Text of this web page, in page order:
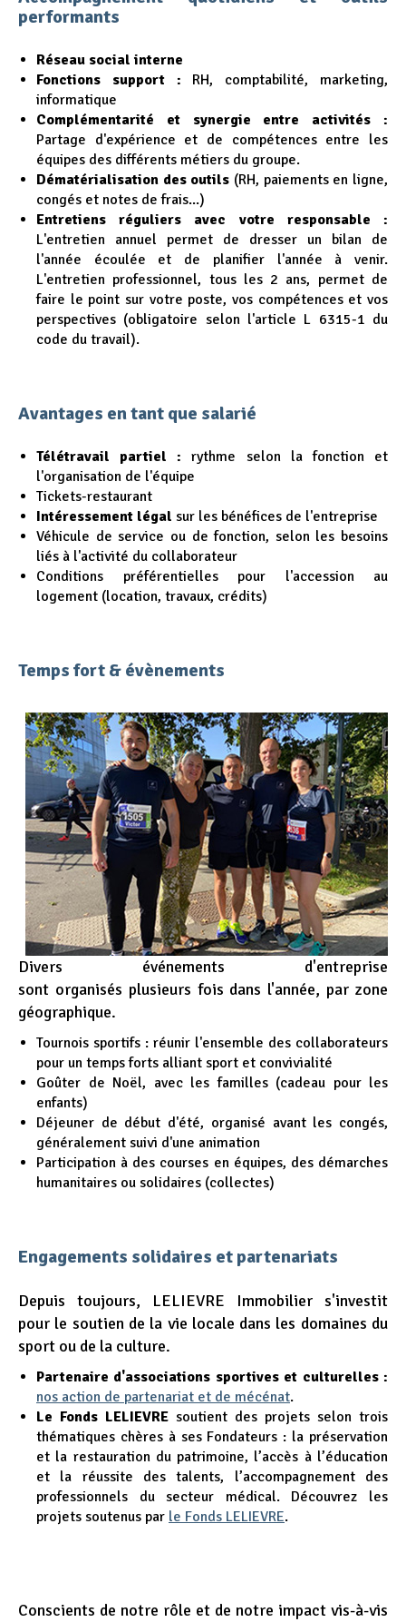
performants
Réseau social interne
Fonctions support : RH, comptabilité, marketing,
informatique
Complémentarité et synergie entre activités :
Partage d'expérience et de compétences entre les
équipes des différents métiers du groupe.
Dématérialisation des outils (RH, paiements en ligne,
congés et notes de frais...)
Entretiens réguliers avec votre responsable :
L'entretien annuel permet de dresser un bilan de
l'année écoulée et de planifier l'année à venir.
L'entretien professionnel, tous les 2 ans, permet de
faire le point sur votre poste, vos compétences et vos
perspectives (obligatoire selon l'article L 6315-1 du
code du travail).
Avantages en tant que salarié
Télétravail partiel : rythme selon la fonction et
l'organisation de l'équipe
Tickets-restaurant
Intéressement légal sur les bénéfices de l'entreprise
Véhicule de service ou de fonction, selon les besoins
liés à l'activité du collaborateur
Conditions préférentielles pour l'accession au
logement (location, travaux, crédits)
Temps fort & évènements
Divers événements d'entreprise
sont organisés plusieurs fois dans l'année, par zone
géographique.
Tournois sportifs : réunir l'ensemble des collaborateurs
pour un temps forts alliant sport et convivialité
Goûter de Noël, avec les familles (cadeau pour les
enfants)
Déjeuner de début d'été, organisé avant les congés,
généralement suivi d'une animation
Participation à des courses en équipes, des démarches
humanitaires ou solidaires (collectes)
Engagements solidaires et partenariats
Depuis toujours, LELIEVRE Immobilier s'investit
pour le soutien de la vie locale dans les domaines du
sport ou de la culture.
Partenaire d'associations sportives et culturelles :
nos action de partenariat et de mécénat.
Le Fonds LELIEVRE soutient des projets selon trois
thématiques chères à ses Fondateurs : la préservation
et la restauration du patrimoine, l’accès à l’éducation
et la réussite des talents, l’accompagnement des
professionnels du secteur médical. Découvrez les
projets soutenus par le Fonds LELIEVRE.
Conscients de notre rôle et de notre impact vis-à-vis